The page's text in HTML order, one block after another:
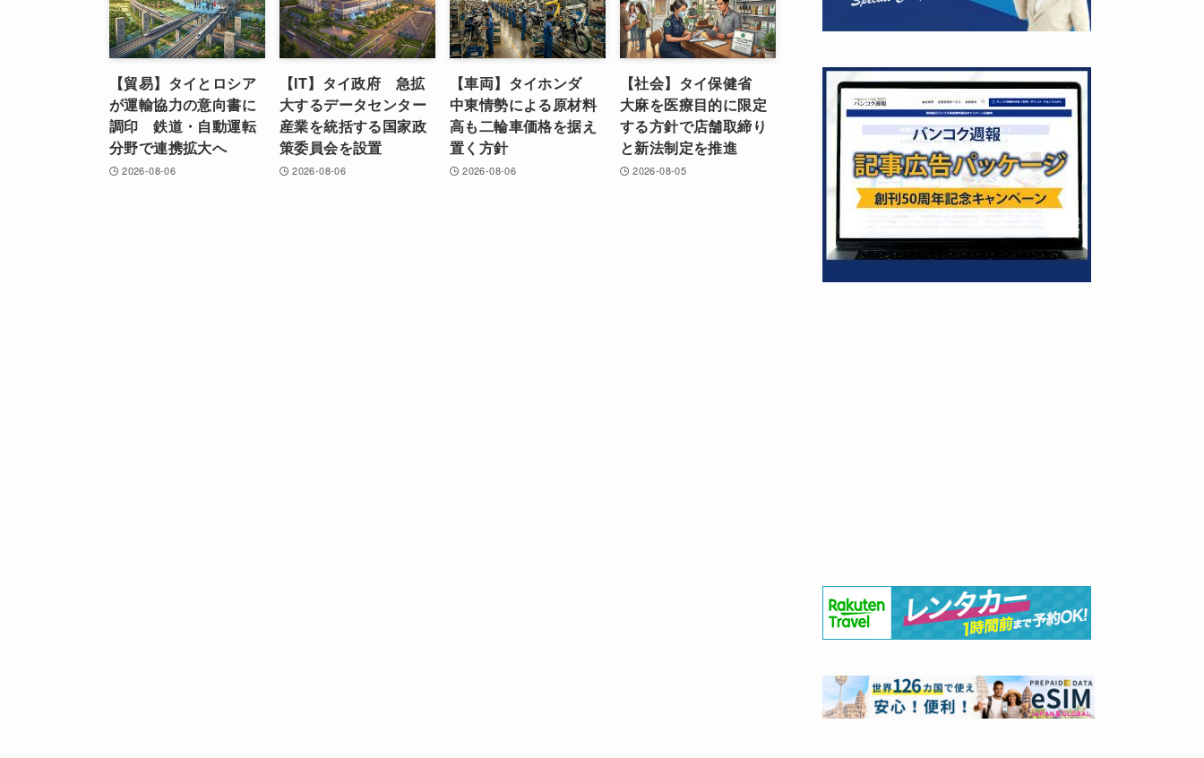
【貿易】タイとロシア
が運輸協力の意向書に
調印 鉄道・自動運転
分野で連携拡大へ
2026-08-06
【IT】タイ政府 急拡
大するデータセンター
産業を統括する国家政
策委員会を設置
2026-08-06
【車両】タイホンダ
中東情勢による原材料
高も二輪車価格を据え
置く方針
2026-08-06
【社会】タイ保健省
大麻を医療目的に限定
する方針で店舗取締り
と新法制定を推進
2026-08-05